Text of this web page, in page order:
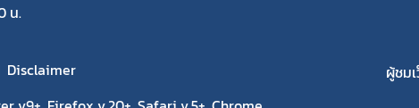
น.
Disclaimer
ผู้ชม